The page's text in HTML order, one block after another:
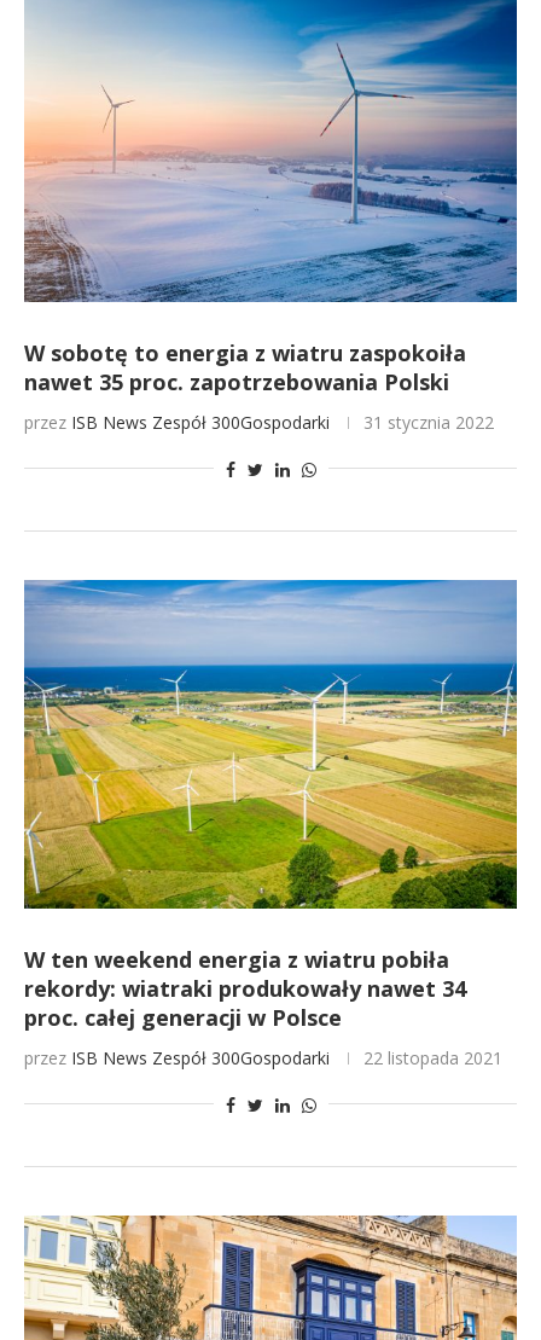
W sobotę to energia z wiatru zaspokoiła
nawet 35 proc. zapotrzebowania Polski
przez ISB News Zespół 300Gospodarki 31 stycznia 2022
W ten weekend energia z wiatru pobiła
rekordy: wiatraki produkowały nawet 34
proc. całej generacji w Polsce
przez ISB News Zespół 300Gospodarki 22 listopada 2021